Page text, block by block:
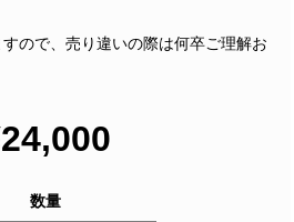
ので、売り違いの際は何卒ご理解お
数量